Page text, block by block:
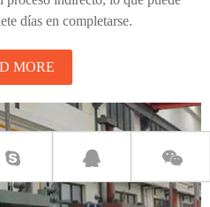
días en completarse.
MORE